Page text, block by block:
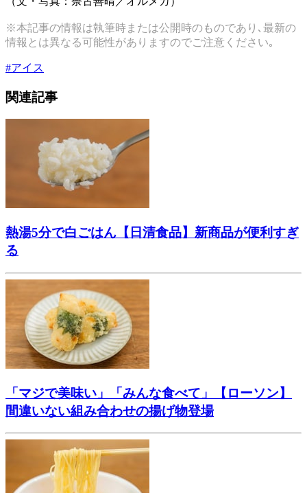
※本記事の情報は執筆時または公開時のものであり､最新の
情報とは異なる可能性がありますのでご注意ください｡
#アイス
関連記事
熱湯5分で白ごはん【日清食品】新商品が便利すぎ
る
「マジで美味い」「みんな食べて」【ローソン】
間違いない組み合わせの揚げ物登場